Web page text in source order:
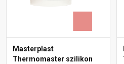
Masterplast
Thermomaster szilikon